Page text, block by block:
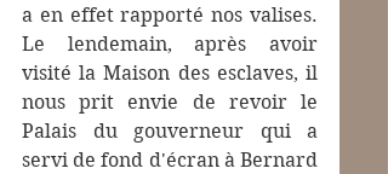
a en effet rapporté nos valises.
Le lendemain, après avoir
visité la Maison des esclaves, il
nous prit envie de revoir le
Palais du gouverneur qui a
servi de fond d'écran à Bernard